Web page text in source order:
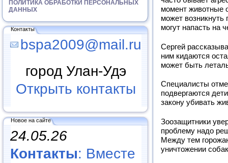
ПОЛИТИКА ОБРАБОТКИ ПЕРСОНАЛЬНЫХ
ДАННЫХ
Контакты
bspa2009@mail.ru
город Улан-Удэ
Открыть контакты
Новое на сайте
24.05.26
Контакты: Вместе
момент животные
может возникнуть
могут напасть на
Сергей
ним кидаются
может быть
Специалисты
подвергаются
закону убивать
Зоозащитники
проблему надо
Между тем
уничтожении